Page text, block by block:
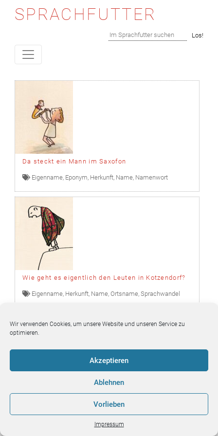
Wir verwenden Cookies, um unsere Website und unseren Service zu
optimieren.
Akzeptieren
Ablehnen
Vorlieben
Impressum
SPRACHFUTTER
Suchen Los!
Da steckt ein Mann im Saxofon
Eigenname, Eponym, Herkunft, Name, Namenwort
Wie geht es eigentlich den Leuten in Kotzendorf?
Eigenname, Herkunft, Name, Ortsname, Sprachwandel
Sprachfutter-Team
Blick ins
Blick ins
Buch 2 |
Kontakt
Impressum